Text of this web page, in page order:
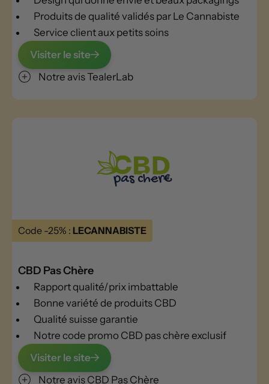
Produits de qualité validés par Le Cannabiste
Service client aux petits soins
Visiter le site
Notre avis TealerLab
Code -25% : LECANNABISTE
CBD Pas Chère
Rapport qualité/prix imbattable
Bonne variété de produits CBD
Qualité suisse garantie
Notre code promo CBD pas chère exclusif
Visiter le site
Notre avis CBD Pas Chère